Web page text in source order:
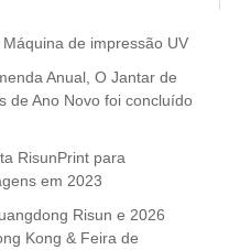
de impressão UV
Anual, O Jantar de
de Ano Novo foi concluído
RisunPrint para
em 2023
Risun e 2026
Kong & Feira de